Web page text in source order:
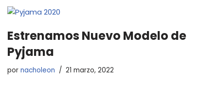
Estrenamos Nuevo Modelo de
Pyjama
por nacholeon 21 marzo, 2022